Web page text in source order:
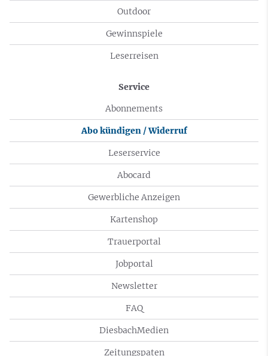
Outdoor
Gewinnspiele
Leserreisen
Service
Abonnements
Abo kündigen / Widerruf
Leserservice
Abocard
Gewerbliche Anzeigen
Kartenshop
Trauerportal
Jobportal
Newsletter
FAQ
DiesbachMedien
Zeitungspaten